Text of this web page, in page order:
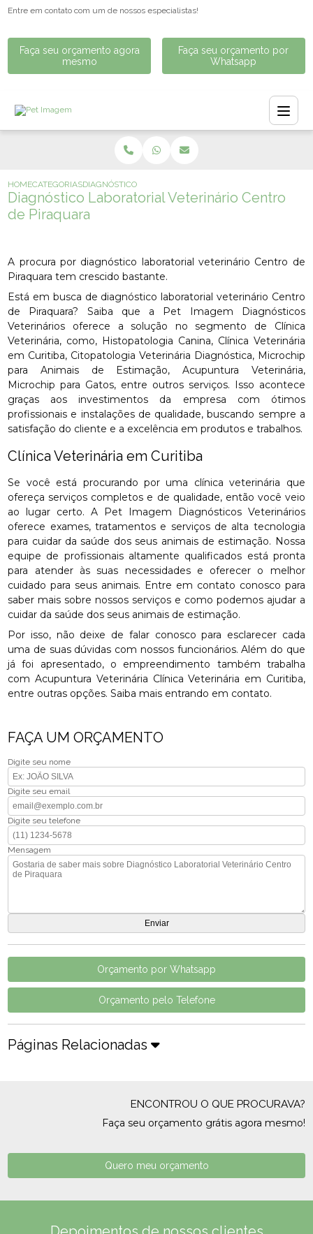
Entre em contato com um de nossos especialistas!
Faça seu orçamento agora
mesmo
Faça seu orçamento por
Whatsapp
HOMECATEGORIASDIAGNÓSTICO LABORATORIAL VETERINÁRIO CENTRO DE
Diagnóstico Laboratorial Veterinário Centro
de Piraquara
A procura por diagnóstico laboratorial veterinário Centro de
Piraquara tem crescido bastante.
Está em busca de diagnóstico laboratorial veterinário Centro
de Piraquara? Saiba que a Pet Imagem Diagnósticos
Veterinários oferece a solução no segmento de Clínica
Veterinária, como, Histopatologia Canina, Clínica Veterinária
em Curitiba, Citopatologia Veterinária Diagnóstica, Microchip
para Animais de Estimação, Acupuntura Veterinária,
Microchip para Gatos, entre outros serviços. Isso acontece
graças aos investimentos da empresa com ótimos
profissionais e instalações de qualidade, buscando sempre a
satisfação do cliente e a excelência em produtos e trabalhos.
Clínica Veterinária em Curitiba
Se você está procurando por uma clínica veterinária que
ofereça serviços completos e de qualidade, então você veio
ao lugar certo. A Pet Imagem Diagnósticos Veterinários
oferece exames, tratamentos e serviços de alta tecnologia
para cuidar da saúde dos seus animais de estimação. Nossa
equipe de profissionais altamente qualificados está pronta
para atender às suas necessidades e oferecer o melhor
cuidado para seus animais. Entre em contato conosco para
saber mais sobre nossos serviços e como podemos ajudar a
cuidar da saúde dos seus animais de estimação.
Por isso, não deixe de falar conosco para esclarecer cada
uma de suas dúvidas com nossos funcionários. Além do que
já foi apresentado, o empreendimento também trabalha
com Acupuntura Veterinária Clínica Veterinária em Curitiba,
entre outras opções. Saiba mais entrando em contato.
FAÇA UM ORÇAMENTO
Digite seu nome
Digite seu email
Digite seu telefone
Mensagem
Orçamento por Whatsapp
Orçamento pelo Telefone
Páginas Relacionadas
ENCONTROU O QUE PROCURAVA?
Faça seu orçamento grátis agora mesmo!
Quero meu orçamento